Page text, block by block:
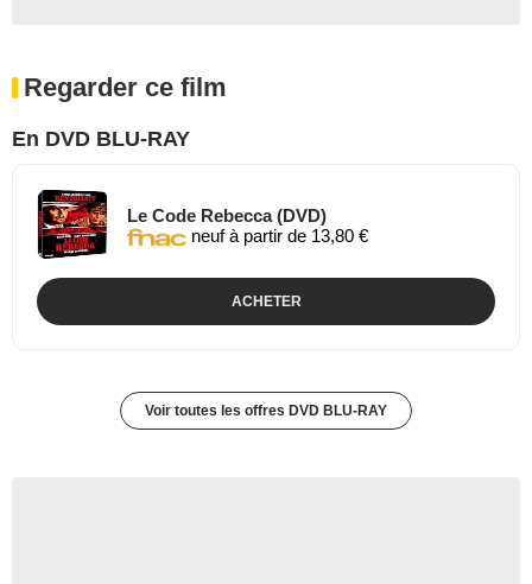
Regarder ce film
En DVD BLU-RAY
Le Code Rebecca (DVD)
neuf à partir de 13,80 €
ACHETER
Voir toutes les offres DVD BLU-RAY